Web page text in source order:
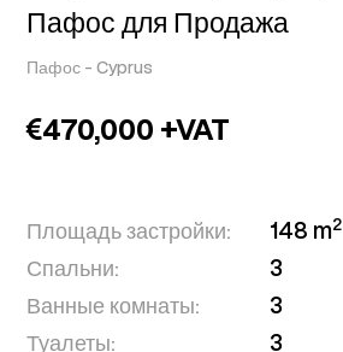
470,000 +VAT
Пафос -Cyprus
Пафос для Продажа
Площадь застройки: 148 m2
Спальни:
3
Ванные комнаты:
3
Туалеты:
3